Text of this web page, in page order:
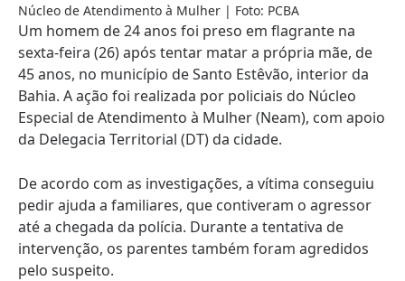
Núcleo de Atendimento à Mulher | Foto: PCBA
Um homem de 24 anos foi preso em flagrante na
sexta-feira (26) após tentar matar a própria mãe, de
45 anos, no município de Santo Estêvão, interior da
Bahia. A ação foi realizada por policiais do Núcleo
Especial de Atendimento à Mulher (Neam), com apoio
da Delegacia Territorial (DT) da cidade.
De acordo com as investigações, a vítima conseguiu
pedir ajuda a familiares, que contiveram o agressor
até a chegada da polícia. Durante a tentativa de
intervenção, os parentes também foram agredidos
pelo suspeito.